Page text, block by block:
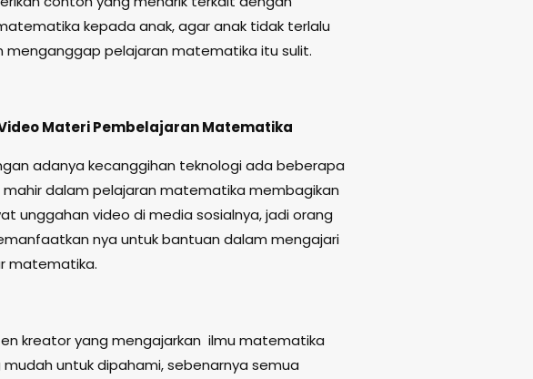
kepada anak, agar anak tidak terlalu
menganggap pelajaran matematika itu sulit.
Materi Pembelajaran Matematika
adanya kecanggihan teknologi ada beberapa
mahir dalam pelajaran matematika membagikan
unggahan video di media sosialnya, jadi orang
nya untuk bantuan dalam mengajari
matematika.
kreator yang mengajarkan ilmu matematika
mudah untuk dipahami, sebenarnya semua